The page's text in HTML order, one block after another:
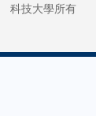
科技大學所有